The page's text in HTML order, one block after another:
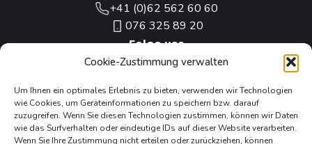
Cookie-Zustimmung verwalten
Um Ihnen ein optimales Erlebnis zu bieten, verwenden wir Technologien
wie Cookies, um Geräteinformationen zu speichern bzw. darauf
zuzugreifen. Wenn Sie diesen Technologien zustimmen, können wir Daten
wie das Surfverhalten oder eindeutige IDs auf dieser Website verarbeiten.
Wenn Sie Ihre Zustimmung nicht erteilen oder zurückziehen, können
+41 (0)62 562 60 60
076 325 89 20
Folge uns
Unsere anderen Projekte